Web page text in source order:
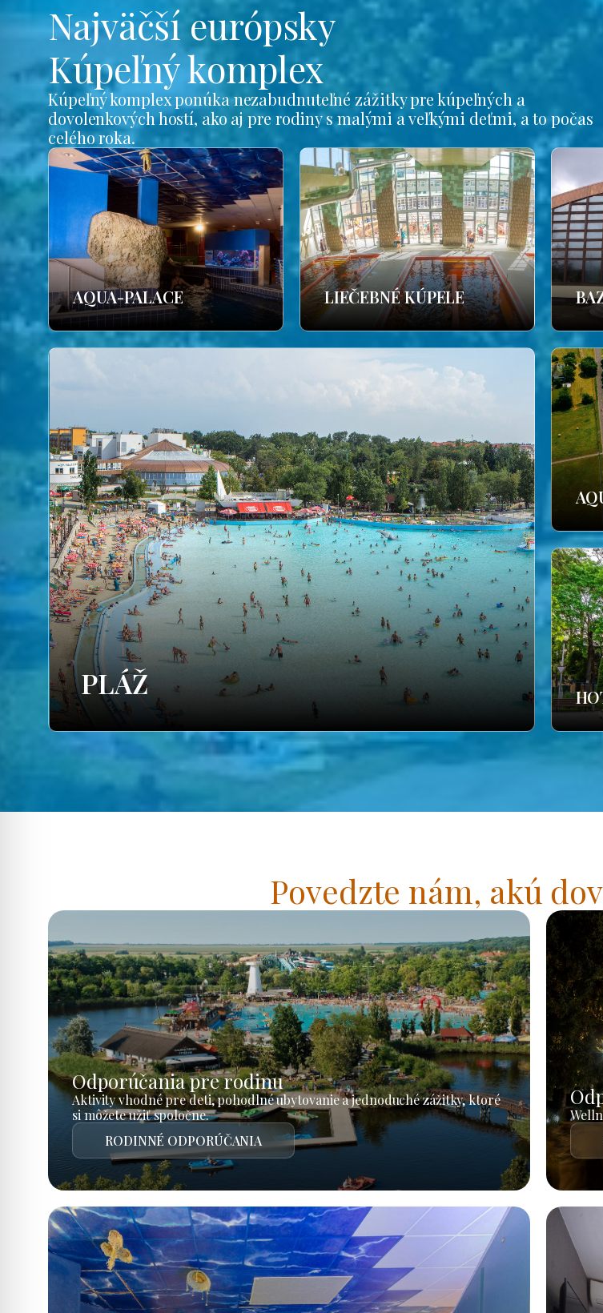
Najväčší európsky
Kúpeľný komplex
Kúpeľný komplex ponúka nezabudnuteľné zážitky pre kúpeľných a
dovolenkových hostí, ako aj pre rodiny s malými a veľkými deťmi, a to počas
celého roka.
AQUA-PALACE LIEČEBNÉ KÚPELE
PLÁŽ
Povedzte nám, akú
Odporúčania pre rodinu
Aktivity vhodné pre deti, pohodlné ubytovanie a jednoduché zážitky, ktoré
si môžete užiť spoločne.
RODINNÉ ODPORÚČANIA